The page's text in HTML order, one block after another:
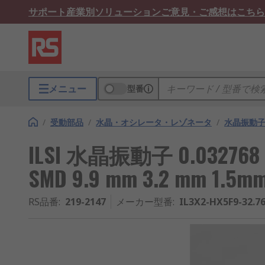
サポート産業別ソリューションご意見・ご感想はこちら
メニュー 型番
/ 受動部品 / 水晶・オシレータ・レゾネータ / 水晶振動子
ILSI 水晶振動子
SMD 9.9 mm 3.2 mm
RS品番: 219-2147 メーカー型番: IL3X2-HX5F9-